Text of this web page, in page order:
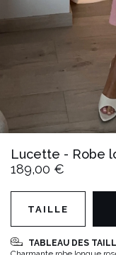
189,00 €
TABLEAU DES
TAILLE